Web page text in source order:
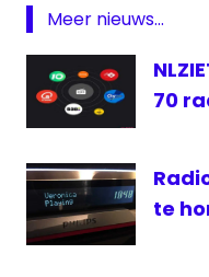
Music
NPO
NPO
Soul
Jazz
Program
Director
Meer nieuws...
70
te